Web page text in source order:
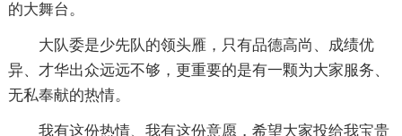
的大舞台。
大队委是少先队的领头雁，只有品德高尚、成绩优
异、才华出众远远不够，更重要的是有一颗为大家服务、
无私奉献的热情。
我有这份热情、我有这份意愿，希望大家投给我宝贵